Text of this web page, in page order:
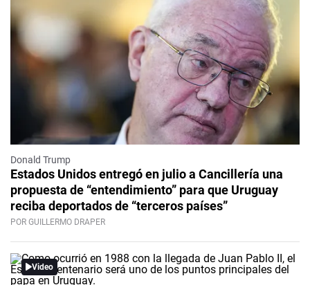
Donald Trump
Estados Unidos entregó en julio a Cancillería una
propuesta de “entendimiento” para que Uruguay
reciba deportados de “terceros países”
POR GUILLERMO DRAPER
Video